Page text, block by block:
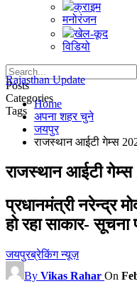
क्राइम
मनोरंजन
खेल-कूद
विडियो
Posts
Categories
Tags
Rajasthan Update
Home
अपना शहर चुने
जयपुर
राजस्थान आईटी गेम्स
राजस्थान आईटी
प्रधानमंत्री नरेन्द्र
हो रहा साकार- सूचना
जयपुरब्रेकिंग न्यूज़
By Vikas Rahar On